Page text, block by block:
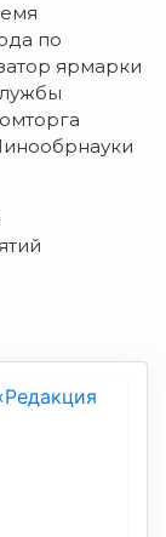
по
ярмарки